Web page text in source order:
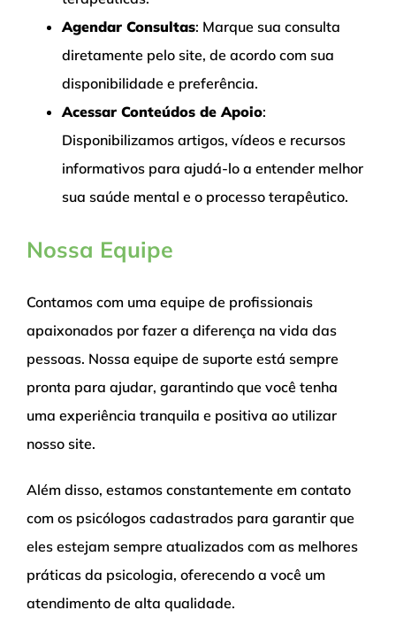
Agendar Consultas: Marque sua consulta
diretamente pelo site, de acordo com sua
disponibilidade e preferência.
Acessar Conteúdos de Apoio:
Disponibilizamos artigos, vídeos e recursos
informativos para ajudá-lo a entender melhor
sua saúde mental e o processo terapêutico.
Nossa Equipe
Contamos com uma equipe de profissionais
apaixonados por fazer a diferença na vida das
pessoas. Nossa equipe de suporte está sempre
pronta para ajudar, garantindo que você tenha
uma experiência tranquila e positiva ao utilizar
nosso site.
Além disso, estamos constantemente em contato
com os psicólogos cadastrados para garantir que
eles estejam sempre atualizados com as melhores
práticas da psicologia, oferecendo a você um
atendimento de alta qualidade.